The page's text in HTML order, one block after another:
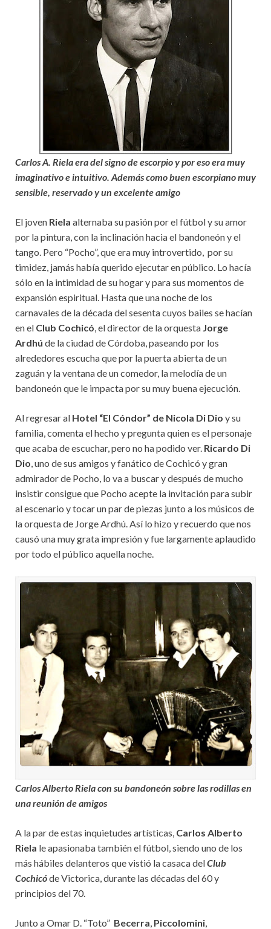
Carlos A. Riela era del signo de escorpio y por eso era muy
imaginativo e intuitivo. Además como buen escorpiano muy
sensible, reservado y un excelente amigo
El joven Riela alternaba su pasión por el fútbol y su amor
por la pintura, con la inclinación hacia el bandoneón y el
tango. Pero “Pocho”, que era muy introvertido, por su
timidez, jamás había querido ejecutar en público. Lo hacía
sólo en la intimidad de su hogar y para sus momentos de
expansión espiritual. Hasta que una noche de los
carnavales de la década del sesenta cuyos bailes se hacían
en el Club Cochicó, el director de la orquesta Jorge
Ardhú de la ciudad de Córdoba, paseando por los
alrededores escucha que por la puerta abierta de un
zaguán y la ventana de un comedor, la melodía de un
bandoneón que le impacta por su muy buena ejecución.
Al regresar al Hotel “El Cóndor” de Nicola Di Dio y su
familia, comenta el hecho y pregunta quien es el personaje
que acaba de escuchar, pero no ha podido ver. Ricardo Di
Dio, uno de sus amigos y fanático de Cochicó y gran
admirador de Pocho, lo va a buscar y después de mucho
insistir consigue que Pocho acepte la invitación para subir
al escenario y tocar un par de piezas junto a los músicos de
la orquesta de Jorge Ardhú. Así lo hizo y recuerdo que nos
causó una muy grata impresión y fue largamente aplaudido
por todo el público aquella noche.
Carlos Alberto Riela con su bandoneón sobre las rodillas en
una reunión de amigos
A la par de estas inquietudes artísticas, Carlos Alberto
Riela le apasionaba también el fútbol, siendo uno de los
más hábiles delanteros que vistió la casaca delClub
Cochicóde Victorica, durante las décadas del 60 y
principios del 70.
Junto a Omar D. “Toto” Becerra, Piccolomini,